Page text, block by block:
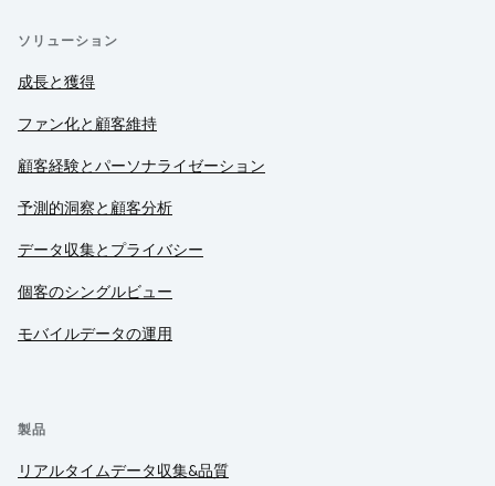
ソリューション
成長と獲得
ファン化と顧客維持
顧客経験とパーソナライゼーション
予測的洞察と顧客分析
データ収集とプライバシー
個客のシングルビュー
モバイルデータの運用
製品
リアルタイムデータ収集&品質